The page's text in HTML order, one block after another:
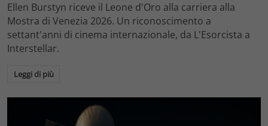
Ellen Burstyn riceve il Leone d'Oro alla carriera alla
Mostra di Venezia 2026. Un riconoscimento a
settant'anni di cinema internazionale, da L'Esorcista a
Interstellar.
Leggi di più